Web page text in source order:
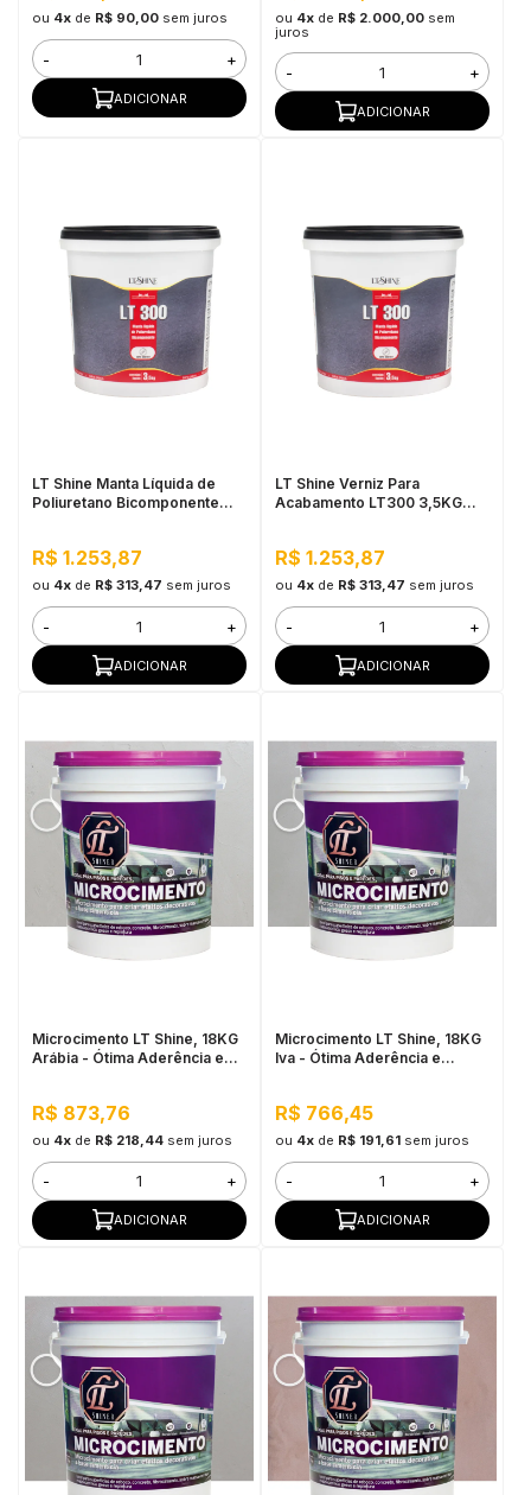
ou 4xde R$ 90,00 sem juros
- +
ADICIONAR
ou 4xde R$ 2.000,00 sem
juros
- +
ADICIONAR
LT Shine Manta Líquida de
Poliuretano Bicomponente
R$ 1.253,87
ou 4xde R$ 313,47 sem juros
- +
ADICIONAR
LT Shine Verniz Para
Acabamento LT300 3,5KG
R$ 1.253,87
ou 4xde R$ 313,47 sem juros
- +
ADICIONAR
Microcimento LT Shine, 18KG
Arábia - Ótima Aderência e
R$ 873,76
ou 4xde R$ 218,44 sem juros
- +
ADICIONAR
Microcimento LT Shine, 18KG
Iva - Ótima Aderência e
R$ 766,45
ou 4xde R$ 191,61 sem juros
- +
ADICIONAR